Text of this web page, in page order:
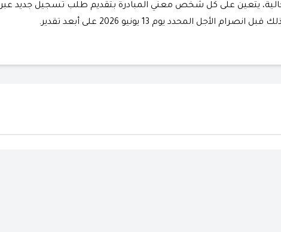
يتعين على كل شخص معني المبادرة بتقديم طلب تسجيل جديد عبر
المحدد يوم 13 يونيو 2026 على أبعد تقدير.